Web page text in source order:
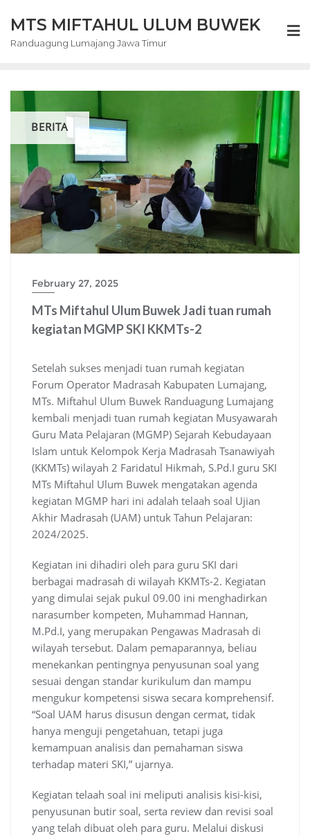
content
MTS MIFTAHUL ULUM BUWEK
Randuagung Lumajang Jawa Timur
BERITA
February 27, 2025
MTs Miftahul Ulum Buwek Jadi tuan rumah
kegiatan MGMP SKI KKMTs-2
Setelah sukses menjadi tuan rumah kegiatan
Forum Operator Madrasah Kabupaten Lumajang,
MTs. Miftahul Ulum Buwek Randuagung Lumajang
kembali menjadi tuan rumah kegiatan Musyawarah
Guru Mata Pelajaran (MGMP) Sejarah Kebudayaan
Islam untuk Kelompok Kerja Madrasah Tsanawiyah
(KKMTs) wilayah 2 Faridatul Hikmah, S.Pd.I guru SKI
MTs Miftahul Ulum Buwek mengatakan agenda
kegiatan MGMP hari ini adalah telaah soal Ujian
Akhir Madrasah (UAM) untuk Tahun Pelajaran:
2024/2025.
Kegiatan ini dihadiri oleh para guru SKI dari
berbagai madrasah di wilayah KKMTs-2. Kegiatan
yang dimulai sejak pukul 09.00 ini menghadirkan
narasumber kompeten, Muhammad Hannan,
M.Pd.I, yang merupakan Pengawas Madrasah di
wilayah tersebut. Dalam pemaparannya, beliau
menekankan pentingnya penyusunan soal yang
sesuai dengan standar kurikulum dan mampu
mengukur kompetensi siswa secara komprehensif.
“Soal UAM harus disusun dengan cermat, tidak
hanya menguji pengetahuan, tetapi juga
kemampuan analisis dan pemahaman siswa
terhadap materi SKI,” ujarnya.
Kegiatan telaah soal ini meliputi analisis kisi-kisi,
penyusunan butir soal, serta review dan revisi soal
yang telah dibuat oleh para guru. Melalui diskusi